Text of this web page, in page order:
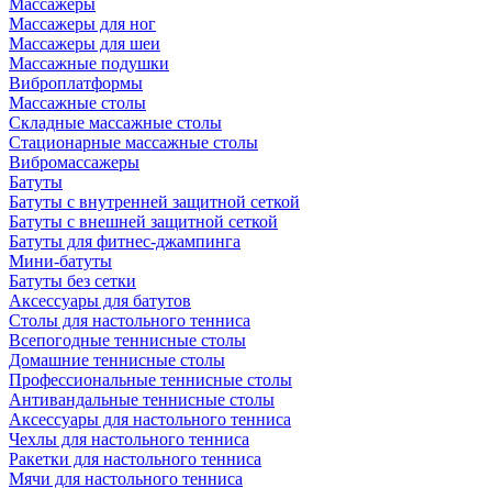
Массажеры
Массажеры для ног
Массажеры для шеи
Массажные подушки
Виброплатформы
Массажные столы
Складные массажные столы
Стационарные массажные столы
Вибромассажеры
Батуты
Батуты с внутренней защитной сеткой
Батуты с внешней защитной сеткой
Батуты для фитнес-джампинга
Мини-батуты
Батуты без сетки
Аксессуары для батутов
Столы для настольного тенниса
Всепогодные теннисные столы
Домашние теннисные столы
Профессиональные теннисные столы
Антивандальные теннисные столы
Аксессуары для настольного тенниса
Чехлы для настольного тенниса
Ракетки для настольного тенниса
Мячи для настольного тенниса